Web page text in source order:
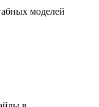
моделей